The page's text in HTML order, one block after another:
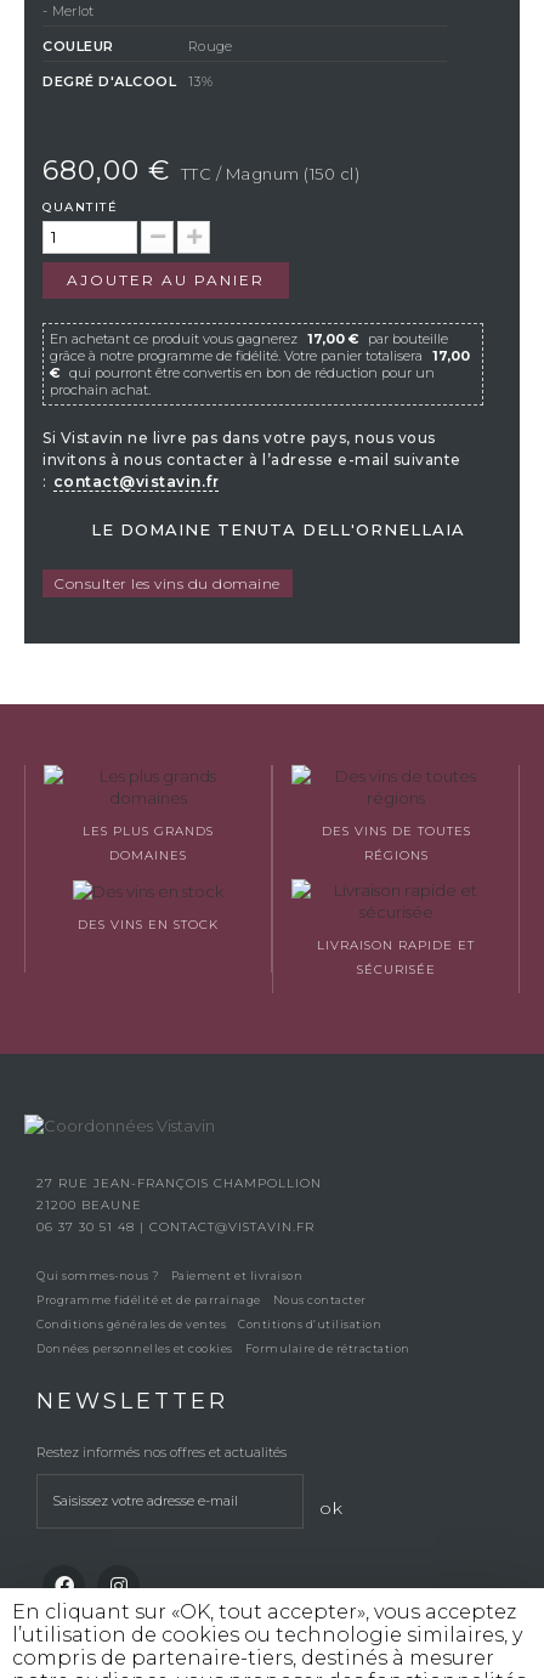
- Merlot
COULEUR Rouge
DEGRÉ D'ALCOOL 13%
680,00 € TTC / Magnum (150 cl)
QUANTITÉ
AJOUTER AU PANIER
En achetant ce produit vous gagnerez 17,00 €
par bouteille
grâce à notre programme de fidélité. Votre panier totalisera
17,00
€ qui pourront être convertis en bon de réduction pour un
prochain achat.
Si Vistavin ne livre pas dans votre pays, nous vous
invitons à nous contacter à l’adresse e-mail suivante
: contact@vistavin.fr
LE DOMAINE TENUTA DELL'ORNELLAIA
Consulter les vins du domaine
LES PLUS GRANDS
DOMAINES
DES VINS DE TOUTES
RÉGIONS
DES VINS EN STOCK
LIVRAISON RAPIDE ET
SÉCURISÉE
27 RUE JEAN-FRANÇOIS CHAMPOLLION
21200 BEAUNE
06 37 30 51 48 | CONTACT@VISTAVIN.FR
Qui sommes-nous ?
Paiement et livraison
Programme fidélité et de parrainage
Nous contacter
Conditions générales de ventes
Contitions d’utilisation
Données personnelles et cookies
Formulaire de rétractation
NEWSLETTER
Restez informés nos offres et actualités
ok
En cliquant sur «OK, tout accepter», vous acceptez
l’utilisation de cookies ou technologie similaires, y
compris de partenaire-tiers, destinés à mesurer